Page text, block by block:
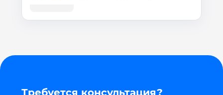
Требуется консультация?